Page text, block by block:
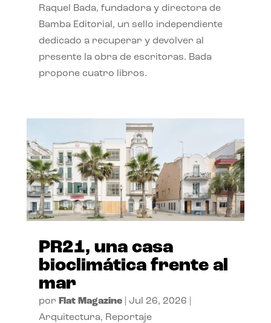
Raquel Bada, fundadora y directora de
Bamba Editorial, un sello independiente
dedicado a recuperar y devolver al
presente la obra de escritoras. Bada
propone cuatro libros.
PR21, una casa
bioclimática frente al
mar
por Flat Magazine| Jul 26, 2026
Arquitectura, Reportaje